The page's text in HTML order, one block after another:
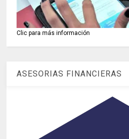
Clic para más información
ASESORIAS FINANCIERAS